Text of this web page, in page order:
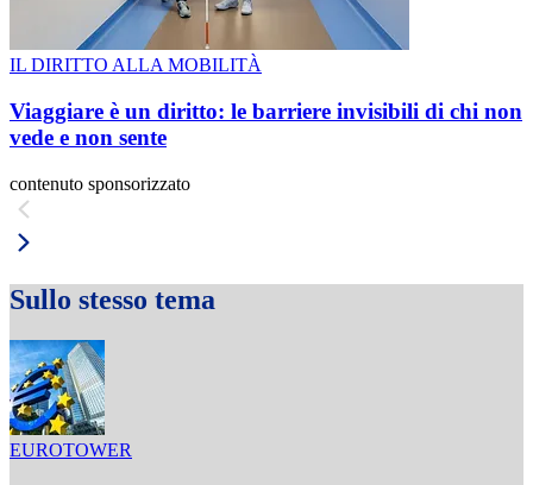
IL DIRITTO ALLA MOBILITÀ
Viaggiare è un diritto: le barriere invisibili di chi non
vede e non sente
contenuto sponsorizzato
Sullo stesso tema
EUROTOWER